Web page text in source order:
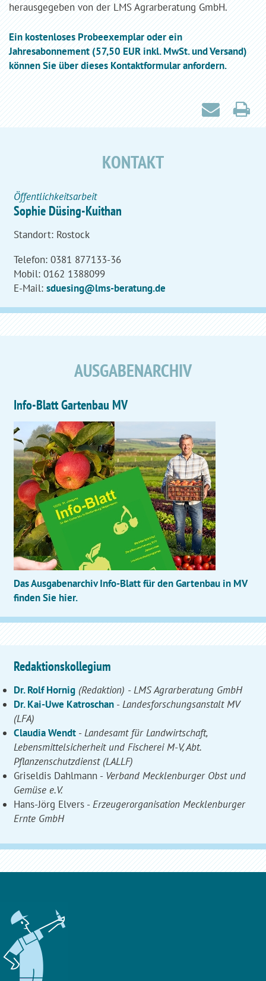
herausgegeben von der LMS Agrarberatung GmbH.
Ein kostenloses Probeexemplar oder ein
Jahresabonnement (57,50 EUR inkl. MwSt. und Versand)
können Sie über dieses Kontaktformular anfordern.
KONTAKT
Öffentlichkeitsarbeit
Sophie Düsing-Kuithan
Standort: Rostock
Telefon: 0381 877133-36
Mobil: 0162 1388099
E-Mail: sduesing@lms-beratung.de
AUSGABENARCHIV
Info-Blatt Gartenbau MV
Das Ausgabenarchiv Info-Blatt für den Gartenbau in MV
finden Sie hier.
Redaktionskollegium
Dr. Rolf Hornig (Redaktion) - LMS Agrarberatung GmbH
Dr. Kai-Uwe Katroschan - Landesforschungsanstalt MV
(LFA)
Claudia Wendt - Landesamt für Landwirtschaft,
Lebensmittelsicherheit und Fischerei M-V, Abt.
Pflanzenschutzdienst (LALLF)
Griseldis Dahlmann - Verband Mecklenburger Obst und
Gemüse e.V.
Hans-Jörg Elvers - Erzeugerorganisation Mecklenburger
Ernte GmbH